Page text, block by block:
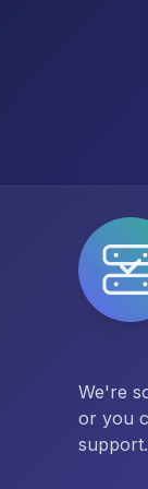
We're
or you
support.